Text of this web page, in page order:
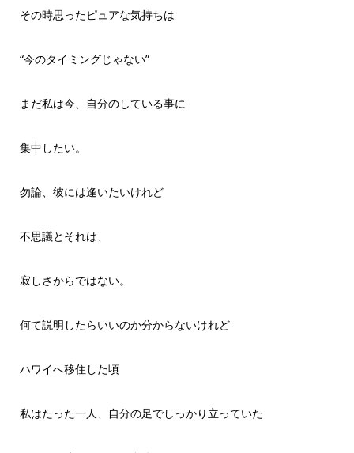
その時思ったピュアな気持ちは
“今のタイミングじゃない”
まだ私は今、自分のしている事に
集中したい。
勿論、彼には逢いたいけれど
不思議とそれは、
寂しさからではない。
何て説明したらいいのか分からないけれど
ハワイへ移住した頃
私はたった一人、自分の足でしっかり立っていた